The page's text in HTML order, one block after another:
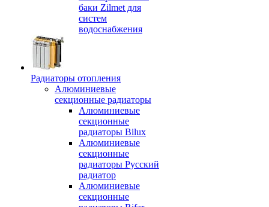
баки Zilmet для
систем
водоснабжения
Радиаторы отопления
Алюминиевые
секционные радиаторы
Алюминиевые
секционные
радиаторы Bilux
Алюминиевые
секционные
радиаторы Русский
радиатор
Алюминиевые
секционные